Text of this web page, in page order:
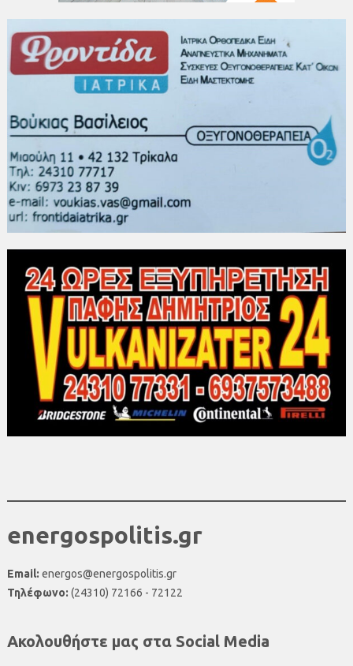
energospolitis.gr
Email: energos@energospolitis.gr
Τηλέφωνο: (24310) 72166 - 72122
Ακολουθήστε μας στα Social Media